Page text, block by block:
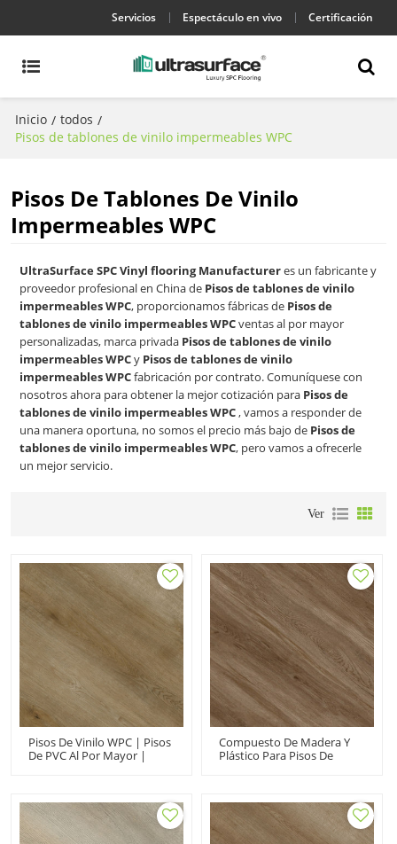
Servicios Espectáculo en vivo Certificación
Inicio / todos /
Pisos de tablones de vinilo impermeables WPC
Pisos De Tablones De Vinilo
Impermeables WPC
UltraSurface SPC Vinyl flooring Manufactureres un fabricante y
proveedor profesional en China de Pisos de tablones de vinilo
impermeables WPC, proporcionamos fábricas de Pisos de
tablones de vinilo impermeables WPCventas al por mayor
personalizadas, marca privada Pisos de tablones de vinilo
impermeables WPCy Pisos de tablones de vinilo
impermeables WPCfabricación por contrato. Comuníquese con
nosotros ahora para obtener la mejor cotización para Pisos de
tablones de vinilo impermeables WPC, vamos a responder de
una manera oportuna, no somos el precio más bajo de Pisos de
tablones de vinilo impermeables WPC, pero vamos a ofrecerle
un mejor servicio.
Ver
Pisos De Vinilo WPC | Pisos
De PVC Al Por Mayor |
Resistente A Los Arañazos
UCL 8046
Compuesto De Madera Y
Plástico Para Pisos De
Dormitorio Cocina
Residencial Comercial UCL
8050